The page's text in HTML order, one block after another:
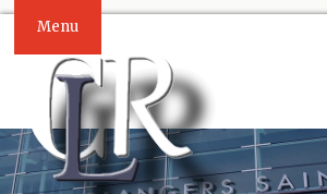
Menu